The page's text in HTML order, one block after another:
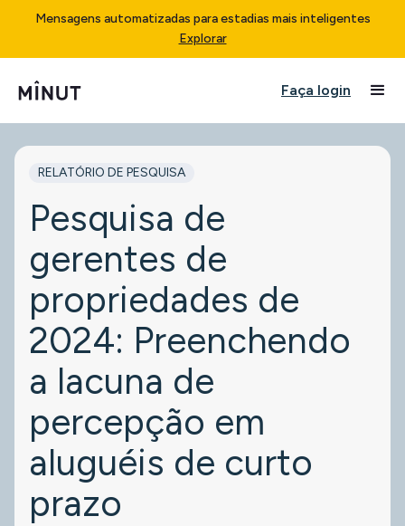
Mensagens automatizadas para estadias mais inteligentes
Explorar
Faça login
RELATÓRIO DE PESQUISA
Pesquisa de
gerentes de
propriedades de
2024: Preenchendo
a lacuna de
percepção em
aluguéis de curto
prazo